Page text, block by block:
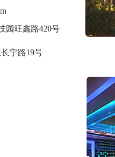
园旺鑫路420号
宁路19号